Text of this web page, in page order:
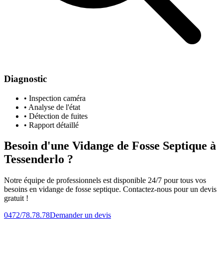
Diagnostic
• Inspection caméra
• Analyse de l'état
• Détection de fuites
• Rapport détaillé
Besoin d'une Vidange de Fosse Septique à
Tessenderlo ?
Notre équipe de professionnels est disponible 24/7 pour tous vos
besoins en vidange de fosse septique. Contactez-nous pour un devis
gratuit !
0472/78.78.78Demander un devis